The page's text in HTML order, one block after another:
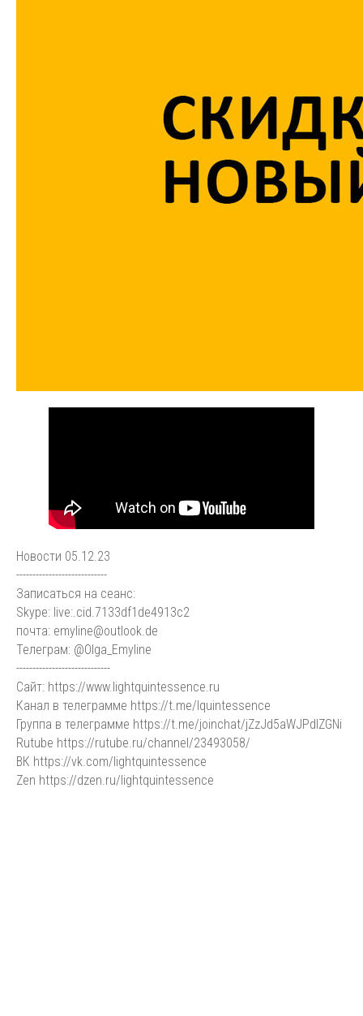
Новости 05.12.23
----------------------------
Записаться на сеанс:
Skype: live:.cid.7133df1de4913c2
почта: emyline@outlook.de
Телеграм: @Olga_Emyline
-----------------------------
Сайт: https://www.lightquintessence.ru
Канал в телеграмме https://t.me/lquintessence
Группа в телеграмме https://t.me/joinchat/jZzJd5aWJPdlZGNi
Rutube https://rutube.ru/channel/23493058/
ВК https://vk.com/lightquintessence
Zen https://dzen.ru/lightquintessence